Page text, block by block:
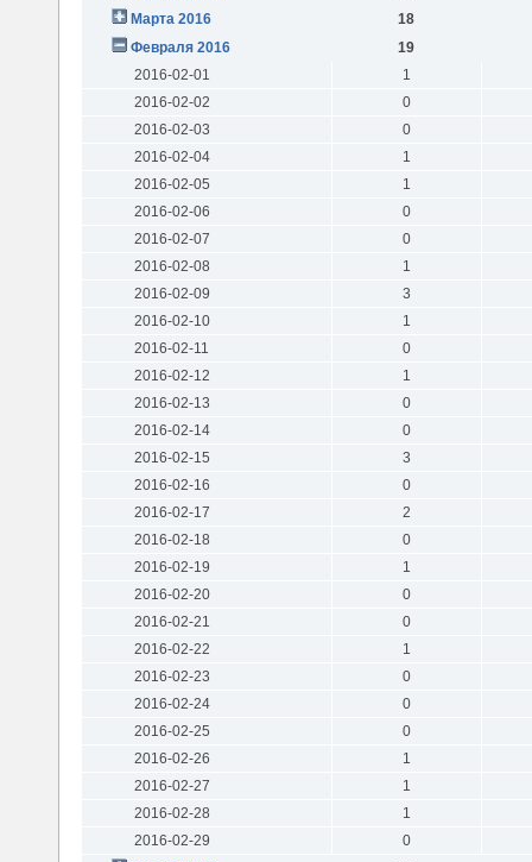
Марта 2016
18
Февраля 2016
19
2016-02-01
1
2016-02-02
0
2016-02-03
0
2016-02-04
1
2016-02-05
1
2016-02-06
0
2016-02-07
0
2016-02-08
1
2016-02-09
3
2016-02-10
1
2016-02-11
0
2016-02-12
1
2016-02-13
0
2016-02-14
0
2016-02-15
3
2016-02-16
0
2016-02-17
2
2016-02-18
0
2016-02-19
1
2016-02-20
0
2016-02-21
0
2016-02-22
1
2016-02-23
0
2016-02-24
0
2016-02-25
0
2016-02-26
1
2016-02-27
1
2016-02-28
1
2016-02-29
0